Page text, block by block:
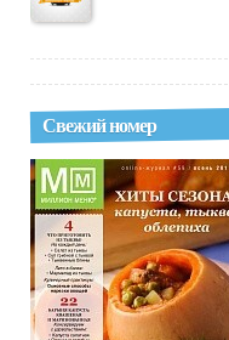
Свежий номер